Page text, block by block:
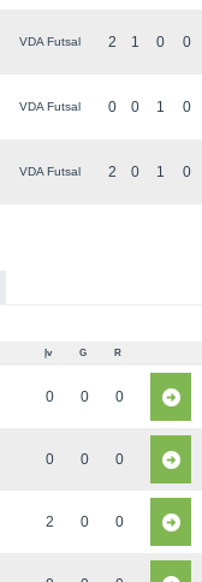
VDA Futsal 2 1 0 0
VDA Futsal 0 0 1 0
VDA Futsal 2 0 1 0
Įv G R
0 0 0
0 0 0
2 0 0